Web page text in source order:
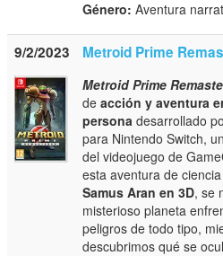
Género: Aventura
9/2/2023 Metroid Prime
Metroid Prime
deacción y aventura
persona desarrollado
para Nintendo Switch,
del videojuego de
esta aventura de
Samus Aran en 3D, se
misterioso planeta
peligros de todo tipo,
descubrimos qué se